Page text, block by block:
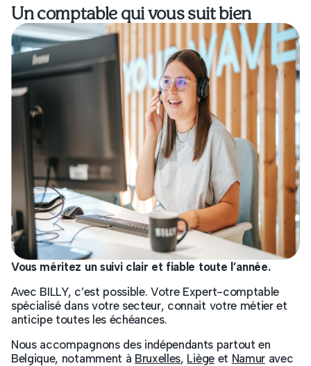
Un comptable qui vous suit bien
Vous méritez un suivi clair et fiable toute l’année.
Avec BILLY, c’est possible. Votre Expert-comptable
spécialisé dans votre secteur, connait votre métier et
anticipe toutes les échéances.
Nous accompagnons des indépendants partout en
Belgique, notamment à Bruxelles, Liègeet Namur avec